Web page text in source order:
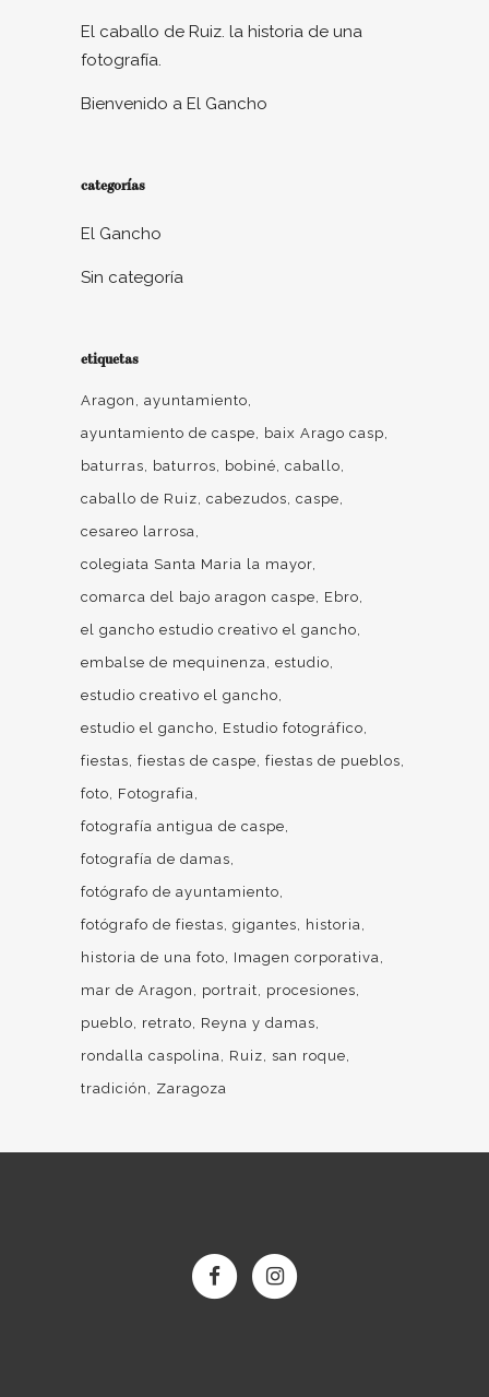
El caballo de Ruiz. la historia de una
fotografía.
Bienvenido a El Gancho
categorías
El Gancho
Sin categoría
etiquetas
Aragon
ayuntamiento
ayuntamiento de caspe
baix Arago casp
baturras
baturros bobiné caballo
caballo de Ruiz cabezudos caspe
cesareo larrosa
colegiata Santa Maria la mayor
comarca del bajo aragon caspe
Ebro
el gancho estudio creativo el gancho
embalse de mequinenza estudio
estudio creativo el gancho
estudio el gancho
Estudio fotográfico
fiestas fiestas de caspe fiestas de pueblos
foto
Fotografia
fotografía antigua de caspe
fotografía de damas
fotógrafo de ayuntamiento
fotógrafo de fiestas gigantes
historia
historia de una foto
Imagen corporativa
mar de Aragon
portrait
procesiones
pueblo
retrato
Reyna y damas
rondalla caspolina
Ruiz san roque
tradición
Zaragoza